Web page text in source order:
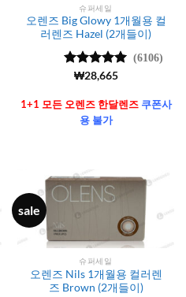
슈퍼세일
오렌즈 Big Glowy 1개월용 컬
러렌즈 Hazel (2개들이)
5 중에서
가됨
(6106)
₩28,665
1+1 모든 오렌즈 한달렌즈쿠폰사
용 불가
sale
슈퍼세일
오렌즈 Nils 1개월용 컬러렌
즈 Brown (2개들이)